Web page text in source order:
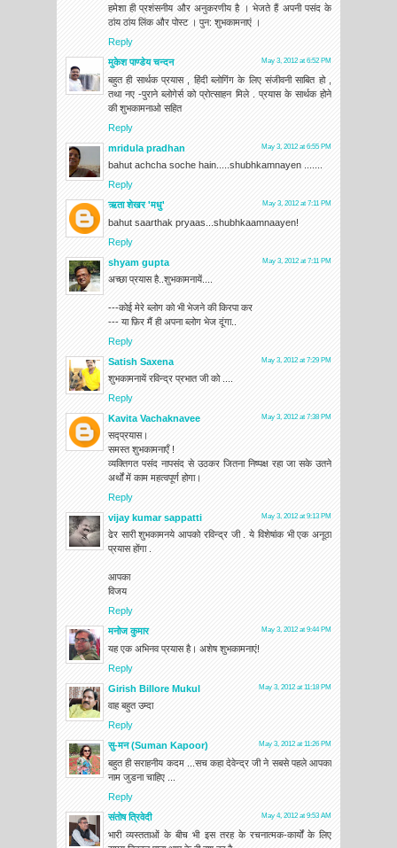
हमेशा ही प्रशंसनीय और अनुकरणीय है । भेजते हैं अपनी पसंद के
ठांय ठांय लिंक और पोस्ट । पुन: शुभकामनाएं ।
Reply
मुकेश पाण्डेय चन्दन
May 3, 2012 at 6:52 PM
बहुत ही सार्थक प्रयास , हिंदी ब्लोगिंग के लिए संजीवनी साबित हो ,
तथा नए -पुराने ब्लोगेर्स को प्रोत्साहन मिले . प्रयास के सार्थक होने
की शुभकामनाओ सहित
Reply
mridula pradhan
May 3, 2012 at 6:55 PM
bahut achcha soche hain.....shubhkamnayen .......
Reply
ऋता शेखर 'मधु'
May 3, 2012 at 7:11 PM
bahut saarthak pryaas...shubhkaamnaayen!
Reply
shyam gupta
May 3, 2012 at 7:11 PM
अच्छा प्रयास है..शुभकामनायें....
---कोई मेरे ब्लोग को भी भेजने की किरपा कर
--- या फ़िर मैं ही अपना ब्लोग भेज दूंगा..
Reply
Satish Saxena
May 3, 2012 at 7:29 PM
शुभकामनायें रविन्द्र प्रभात जी को ....
Reply
Kavita Vachaknavee
May 3, 2012 at 7:38 PM
सद्प्रयास।
समस्त शुभकामनाएँ !
व्यक्तिगत पसंद नापसंद से उठकर जितना निष्पक्ष रहा जा सके उतने
अर्थों में काम महत्वपूर्ण होगा।
Reply
vijay kumar sappatti
May 3, 2012 at 9:13 PM
ढेर सारी शुभकामनये आपको रविन्द्र जी . ये विशेषांक भी एक अनूठा
प्रयास होंगा .
आपका
विजय
Reply
मनोज कुमार
May 3, 2012 at 9:44 PM
यह एक अभिनव प्रयास है। अशेष शुभकामनाएं!
Reply
Girish Billore Mukul
May 3, 2012 at 11:18 PM
वाह बहुत उम्दा
Reply
सु-मन (Suman Kapoor)
May 3, 2012 at 11:26 PM
बहुत ही सराहनीय कदम ...सच कहा देवेन्द्र जी ने सबसे पहले आपका
नाम जुडना चाहिए ...
Reply
संतोष त्रिवेदी
May 4, 2012 at 9:53 AM
भारी व्यस्तताओं के बीच भी इस तरह के रचनात्मक-कार्यों के लिए